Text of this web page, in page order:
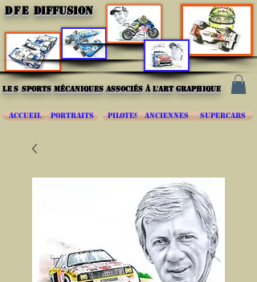
DFE DIFFUSION
les sports mécaniques associés à l'art graphique
ACCUEIL PORTRAITS PILOTES ANCIENNES SUPERCARS